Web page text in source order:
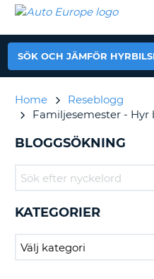
HYRBIL
HYRA
PARTNER
AUTO
EUROPE
HYRBIL
HYRA
HUSBIL
PARTNER
HJÄLP
MIN
MEDLEMSINFORMATION
BOKNING
SÖK OCH JÄMFÖR
Home
Reseblogg
Familjesemester -
BLOGGSÖKNING
KATEGORIER